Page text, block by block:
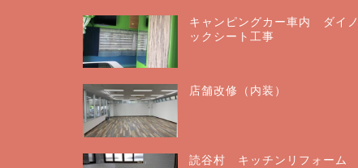
キャンピングカー車内 ダイノ
ックシート工事
店舗改修（内装）
読谷村 キッチンリフォーム